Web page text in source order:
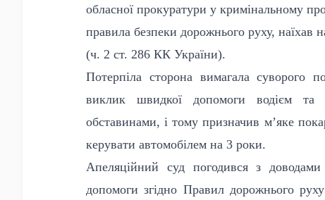
обласної прокуратури у кримінальному
правила безпеки дорожнього руху, наїхав
(ч. 2 ст. 286 КК України).
Потерпіла сторона вимагала суворого
виклик швидкої допомоги водієм та
обставинами, і тому призначив м’яке
керувати автомобілем на 3 роки.
Апеляційний суд погодився з
допомоги згідно Правил дорожнього